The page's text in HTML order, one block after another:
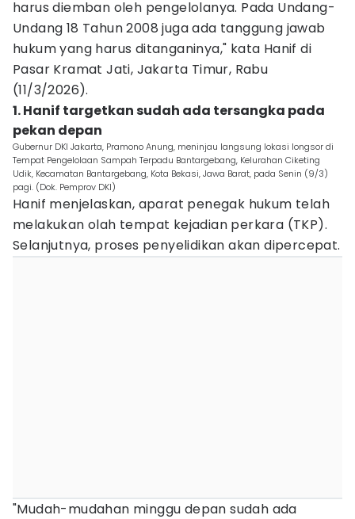
harus diemban oleh pengelolanya. Pada Undang-
Undang 18 Tahun 2008 juga ada tanggung jawab
hukum yang harus ditanganinya," kata Hanif di
Pasar Kramat Jati, Jakarta Timur, Rabu
(11/3/2026).
1. Hanif targetkan sudah ada tersangka pada
pekan depan
Gubernur DKI Jakarta, Pramono Anung, meninjau langsung lokasi longsor di
Tempat Pengelolaan Sampah Terpadu Bantargebang, Kelurahan Ciketing
Udik, Kecamatan Bantargebang, Kota Bekasi, Jawa Barat, pada Senin (9/3)
pagi. (Dok. Pemprov DKI)
Hanif menjelaskan, aparat penegak hukum telah
melakukan olah tempat kejadian perkara (TKP).
Selanjutnya, proses penyelidikan akan dipercepat.
"Mudah-mudahan minggu depan sudah ada